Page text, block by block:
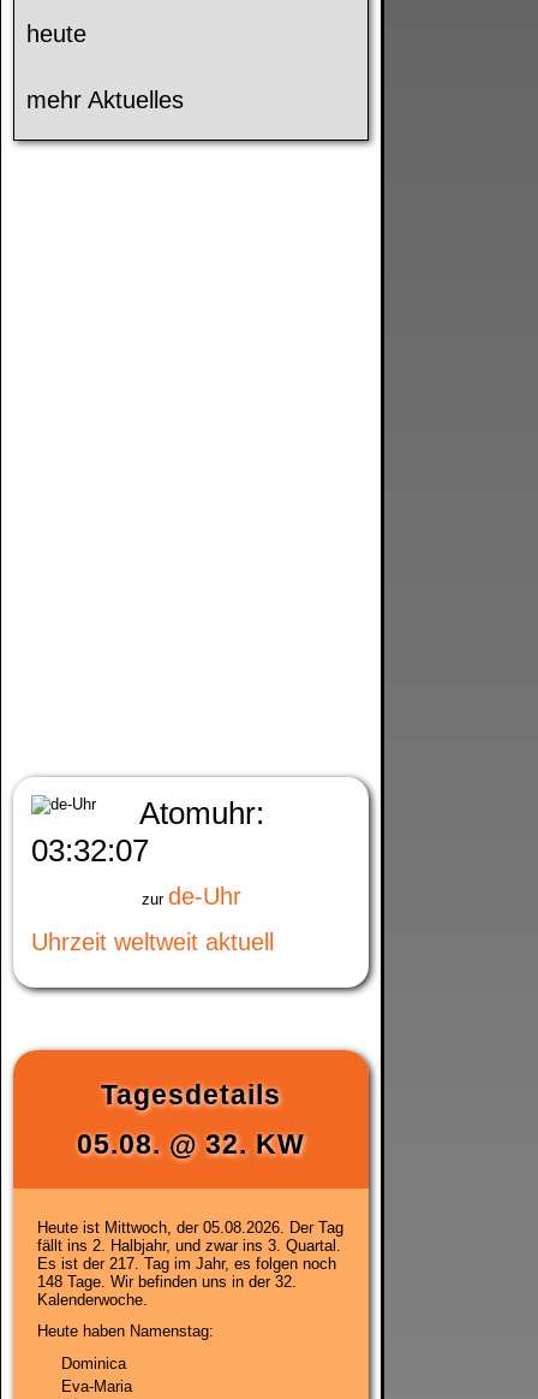
heute
mehr Aktuelles
Atomuhr:
03:32:07
zur de-Uhr
Uhrzeit weltweit aktuell
Tagesdetails
05.08. @ 32. KW
Heute ist Mittwoch, der 05.08.2026. Der Tag
fällt ins 2. Halbjahr, und zwar ins 3. Quartal.
Es ist der 217. Tag im Jahr, es folgen noch
148 Tage. Wir befinden uns in der 32.
Kalenderwoche.
Heute haben Namenstag:
Dominica
Eva-Maria